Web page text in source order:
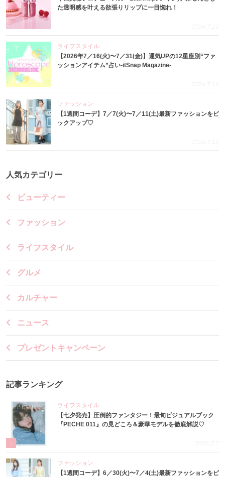
た透明感を叶える欲張りリップに一目惚れ！
2026.7.22
ライフスタイル
【2026年7／16(火)〜7／31(金)】運気UPの12星座別“ファ
ッションアイテム”占い-itSnap Magazine-
2026.7.16
ファッション
【1週間コーデ】7／7(火)〜7／11(土)最新ファッションをピ
ックアップ♡
2026.7.15
人気カテゴリー
ビューティー
ファッション
ライフスタイル
グルメ
カルチャー
ニュース
プレゼントキャンペーン
記事ランキング
ライフスタイル
【七夕発売】圧倒的ファンタジー！最旬ビジュアルブック
『PECHE 011』の見どころ＆豪華モデルを徹底解説♡
2026.7.7
ファッション
【1週間コーデ】6／30(火)〜7／4(土)最新ファッションをピ